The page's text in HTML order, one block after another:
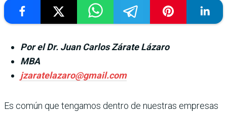
Por el Dr. Juan Carlos Zárate Lázaro
MBA
jzaratelazaro@gmail.com
Es común que tengamos dentro de nuestras empresas